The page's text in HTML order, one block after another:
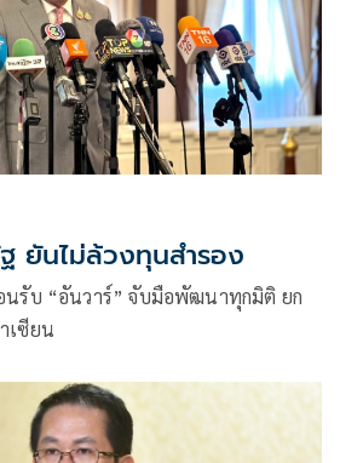
เอาใจซื้อก๊าซสหรัฐ ยันไม่ล้วงทุนสำรอง
นรับ “อันวาร์” จับมือพัฒนาทุกมิติ ยก
เซียน